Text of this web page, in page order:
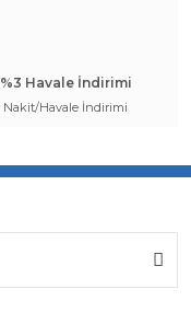
%3 Havale İndirimi
Nakit/Havale İndirimi